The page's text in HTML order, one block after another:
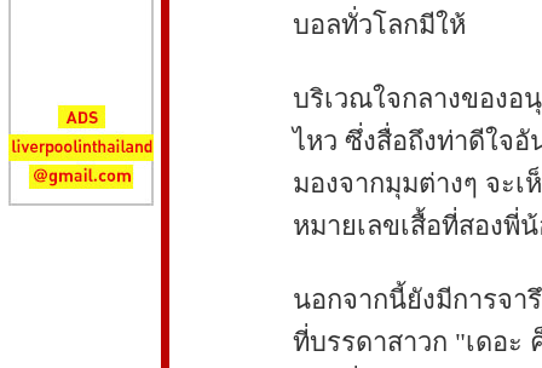
บอลทั่วโลกมีให้
บริเวณใจกลางของอ
ไหว ซึ่งสื่อถึงท่าดีใจ
มองจากมุมต่างๆ จะเ
หมายเลขเสื้อที่สองพี่
นอกจากนี้ยังมีการจา
ที่บรรดาสาวก "เดอะ